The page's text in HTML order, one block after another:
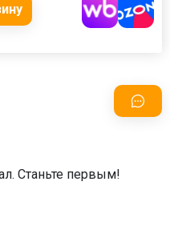
Станьте первым!